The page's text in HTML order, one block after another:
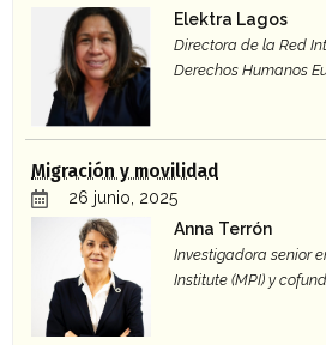
Elektra Lagos
Directora de la Red
Derechos Humanos
Migración y movilidad
26 junio, 2025
Anna Terrón
Investigadora senior
Institute (MPI) y